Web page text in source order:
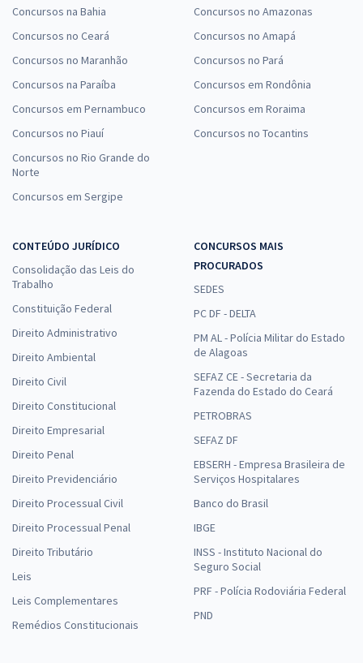
Concursos na Bahia
Concursos no Ceará
Concursos no Maranhão
Concursos na Paraíba
Concursos em Pernambuco
Concursos no Piauí
Concursos no Rio Grande do
Norte
Concursos em Sergipe
Concursos no Amazonas
Concursos no Amapá
Concursos no Pará
Concursos em Rondônia
Concursos em Roraima
Concursos no Tocantins
CONTEÚDO JURÍDICO
Consolidação das Leis do
Trabalho
Constituição Federal
Direito Administrativo
Direito Ambiental
Direito Civil
Direito Constitucional
Direito Empresarial
Direito Penal
Direito Previdenciário
Direito Processual Civil
Direito Processual Penal
Direito Tributário
Leis
Leis Complementares
Remédios Constitucionais
CONCURSOS MAIS
PROCURADOS
SEDES
PC DF - DELTA
PM AL - Polícia Militar do Estado
de Alagoas
SEFAZ CE - Secretaria da
Fazenda do Estado do Ceará
PETROBRAS
SEFAZ DF
EBSERH - Empresa Brasileira de
Serviços Hospitalares
Banco do Brasil
IBGE
INSS - Instituto Nacional do
Seguro Social
PRF - Polícia Rodoviária Federal
PND